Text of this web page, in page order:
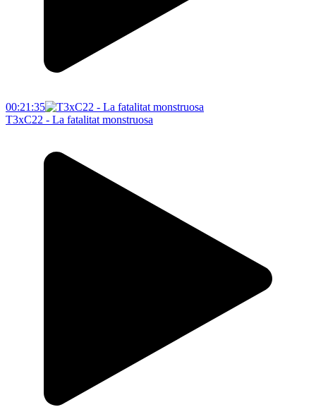
00:21:35
T3xC22 - La fatalitat monstruosa